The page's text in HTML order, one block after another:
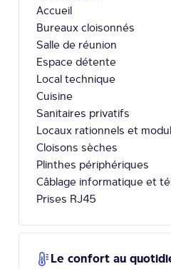
Accueil
Bureaux cloisonnés
Salle de réunion
Espace détente
Local technique
Cuisine
Sanitaires privatifs
Locaux rationnels et
Cloisons sèches
Plinthes périphériques
Câblage informatique et
Prises RJ45
Le confort au